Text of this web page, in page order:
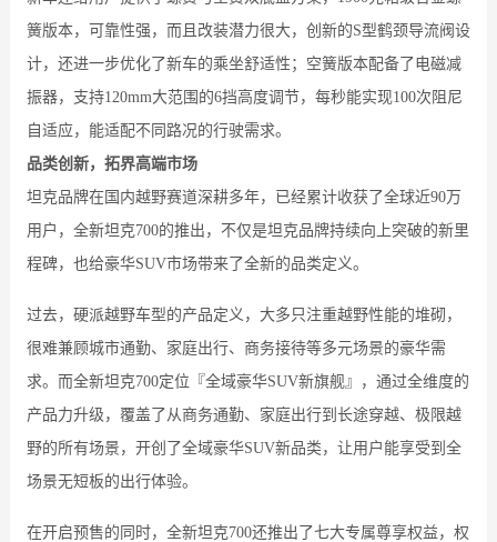
簧版本，可靠性强，而且改装潜力很大，创新的S型鹤颈导流阀设
计，还进一步优化了新车的乘坐舒适性；空簧版本配备了电磁减
振器，支持120mm大范围的6挡高度调节，每秒能实现100次阻尼
自适应，能适配不同路况的行驶需求。
品类创新，拓界高端市场
坦克品牌在国内越野赛道深耕多年，已经累计收获了全球近90万
用户，全新坦克700的推出，不仅是坦克品牌持续向上突破的新里
程碑，也给豪华SUV市场带来了全新的品类定义。
过去，硬派越野车型的产品定义，大多只注重越野性能的堆砌，
很难兼顾城市通勤、家庭出行、商务接待等多元场景的豪华需
求。而全新坦克700定位『全域豪华SUV新旗舰』，通过全维度的
产品力升级，覆盖了从商务通勤、家庭出行到长途穿越、极限越
野的所有场景，开创了全域豪华SUV新品类，让用户能享受到全
场景无短板的出行体验。
在开启预售的同时，全新坦克700还推出了七大专属尊享权益，权